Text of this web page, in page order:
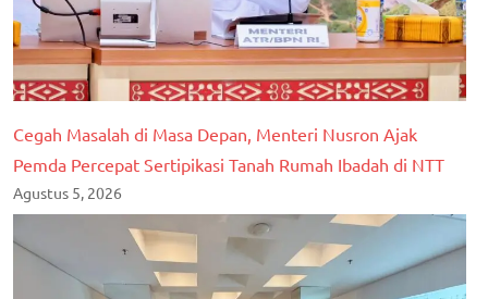
Cegah Masalah di Masa Depan, Menteri Nusron Ajak
Pemda Percepat Sertipikasi Tanah Rumah Ibadah di NTT
Agustus 5, 2026